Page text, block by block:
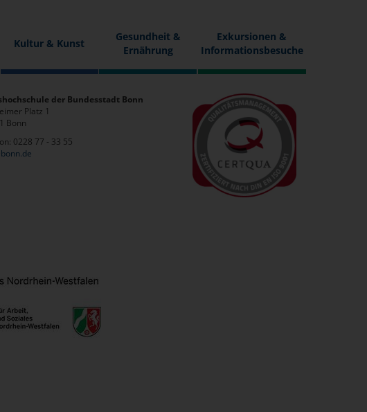
Kultur & Kunst
Gesundheit &
Ernährung
Exkursionen &
Informationsbesuche
der Bundesstadt Bonn
Platz 1
Bonn
0228 77 - 33 55